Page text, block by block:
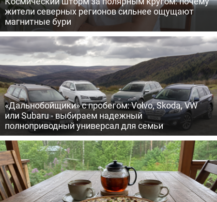
жители северных регионов сильнее ощущают
магнитные бури
«Дальнобойщики» с пробегом: Volvo, Skoda, VW
или Subaru - выбираем надежный
полноприводный универсал для семьи